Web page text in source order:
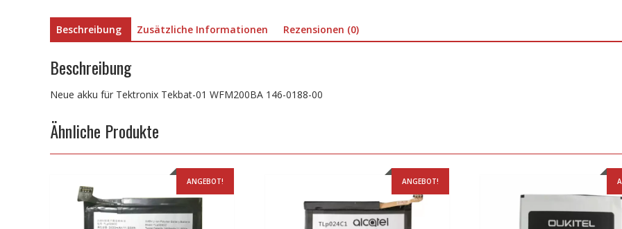
Beschreibung Zusätzliche Informationen Rezensionen (0)
Beschreibung
Neue akku für Tektronix Tekbat-01 WFM200BA 146-0188-00
Ähnliche Produkte
ANGEBOT! ANGEBOT!